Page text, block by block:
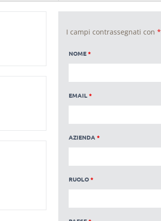
I campi contrassegnati con*
NOME*
EMAIL*
AZIENDA*
RUOLO*